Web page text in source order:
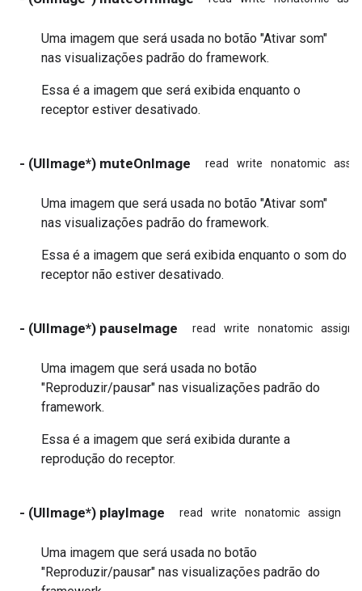
Uma imagem que será usada no botão "Ativar som"
nas visualizações padrão do framework.
Essa é a imagem que será exibida enquanto o
receptor estiver desativado.
- (UIImage*) muteOnImage read write nonatomic
Uma imagem que será usada no botão "Ativar som"
nas visualizações padrão do framework.
Essa é a imagem que será exibida enquanto o som do
receptor não estiver desativado.
- (UIImage*) pauseImage read write nonatomic assign
Uma imagem que será usada no botão
"Reproduzir/pausar" nas visualizações padrão do
framework.
Essa é a imagem que será exibida durante a
reprodução do receptor.
- (UIImage*) playImage read write nonatomic assign
Uma imagem que será usada no botão
"Reproduzir/pausar" nas visualizações padrão do